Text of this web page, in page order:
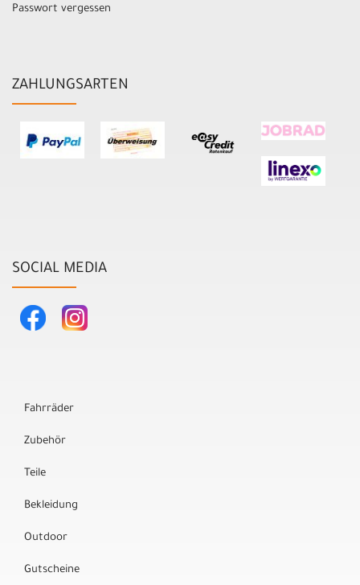
Passwort vergessen
ZAHLUNGSARTEN
SOCIAL MEDIA
Fahrräder
Zubehör
Teile
Bekleidung
Outdoor
Gutscheine